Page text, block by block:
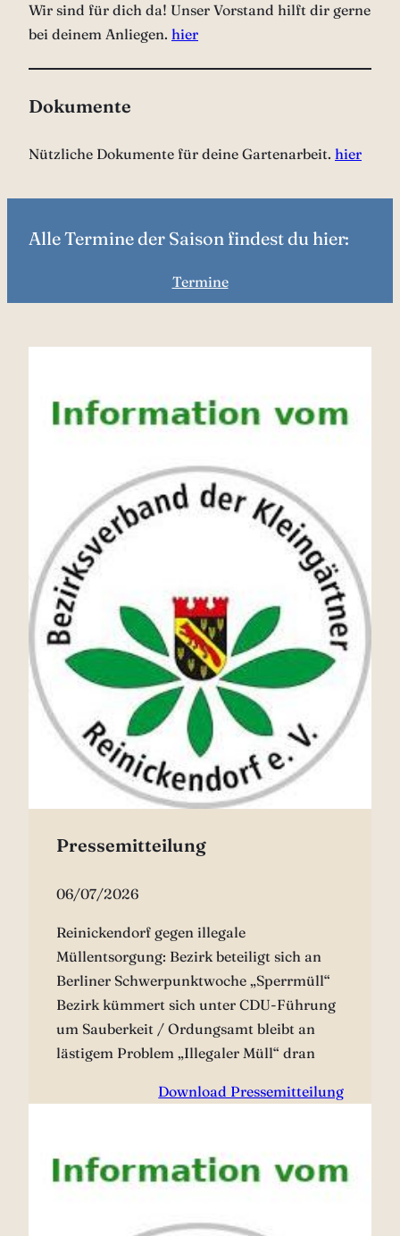
Wir sind für dich da! Unser Vorstand hilft dir gerne
bei deinem Anliegen. hier
Dokumente
Nützliche Dokumente für deine Gartenarbeit. hier
Alle Termine der Saison findest du hier:
Termine
Pressemitteilung
06/07/2026
Reinickendorf gegen illegale
Müllentsorgung: Bezirk beteiligt sich an
Berliner Schwerpunktwoche „Sperrmüll“
Bezirk kümmert sich unter CDU-Führung
um Sauberkeit / Ordungsamt bleibt an
lästigem Problem „Illegaler Müll“ dran
Download Pressemitteilung